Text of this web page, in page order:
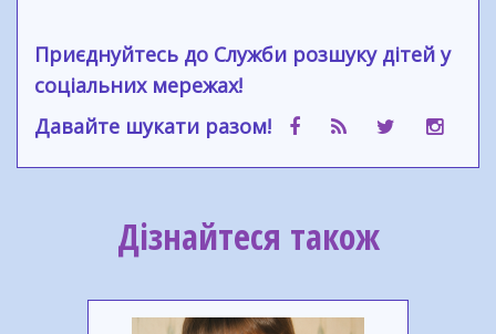
Приєднуйтесь до Служби розшуку дітей у
соціальних мережах!
Давайте шукати разом!
Дізнайтеся також